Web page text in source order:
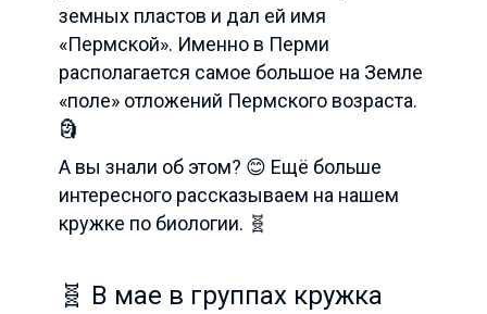
земных пластов и дал ей имя
«Пермской». Именно в Перми
располагается самое большое на Земле
«поле» отложений Пермского возраста.
🗿
А вы знали об этом? 😊 Ещё больше
интересного рассказываем на нашем
кружке по биологии. 🧬
🧬 В мае в группах кружка